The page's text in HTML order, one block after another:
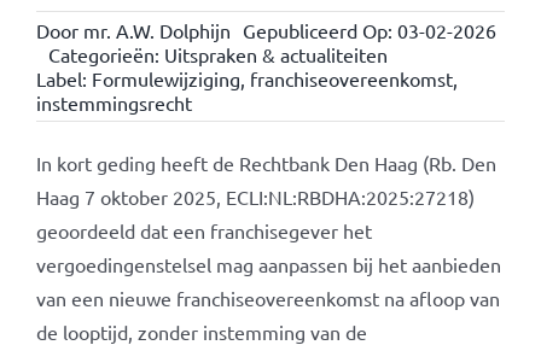
Door mr. A.W. Dolphijn Gepubliceerd Op: 03-02-2026
Categorieën: Uitspraken & actualiteiten
Label: Formulewijziging, franchiseovereenkomst,
instemmingsrecht
In kort geding heeft de Rechtbank Den Haag (Rb. Den
Haag 7 oktober 2025, ECLI:NL:RBDHA:2025:27218)
geoordeeld dat een franchisegever het
vergoedingenstelsel mag aanpassen bij het aanbieden
van een nieuwe franchiseovereenkomst na afloop van
de looptijd, zonder instemming van de